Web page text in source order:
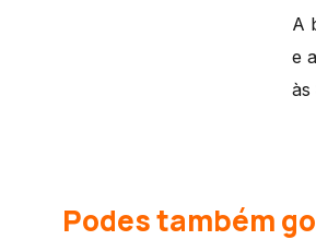
A
e
às
Podes também